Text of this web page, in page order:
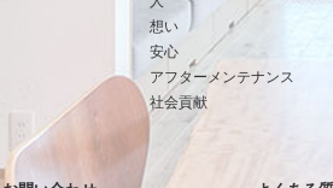
想い
安心
アフターメンテナンス
社会貢献